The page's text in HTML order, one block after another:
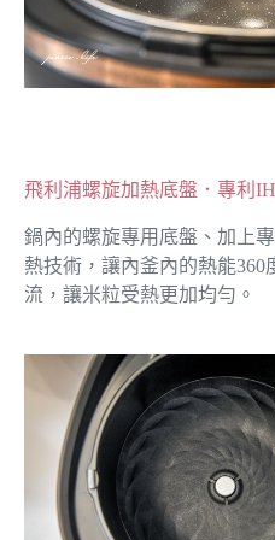
飛利浦螺旋加熱底盤．專利
鍋內的螺旋專用底盤、加上
熱技術，讓內釜內的熱能360
流，讓米粒受熱更加均勻。